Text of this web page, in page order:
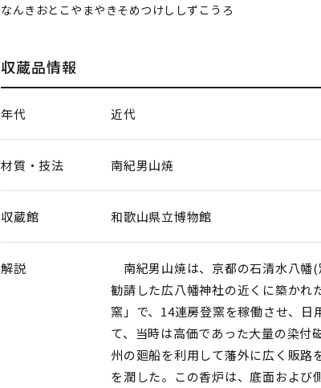
なんきおとこやまやきそめつけししずこうろ
収蔵品情報
年代 近代
材質・技法 南紀男山焼
収蔵館 和歌山県立博物館
解説
南紀男山焼は、京都の石清水八幡(
勧請した広八幡神社の近くに築かれ
窯」で、14連房登窯を稼働させ、日
て、当時は高価であった大量の染付
州の廻船を利用して藩外に広く販路
を潤した。この香炉は、底面および